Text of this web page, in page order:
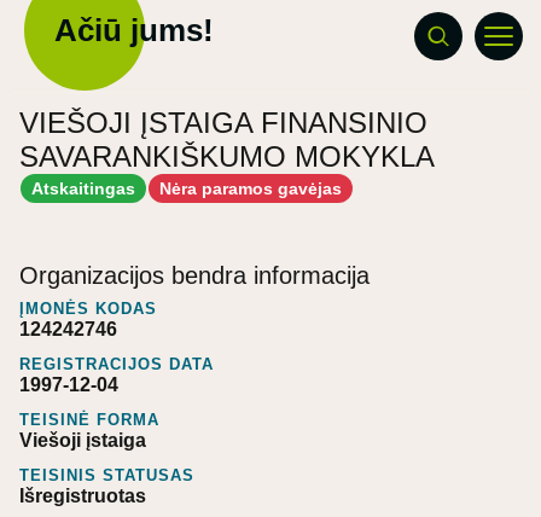
Ačiū jums!
VIEŠOJI ĮSTAIGA FINANSINIO
SAVARANKIŠKUMO MOKYKLA
Atskaitingas Nėra paramos gavėjas
Organizacijos bendra informacija
ĮMONĖS KODAS
124242746
REGISTRACIJOS DATA
1997-12-04
TEISINĖ FORMA
Viešoji įstaiga
TEISINIS STATUSAS
Išregistruotas